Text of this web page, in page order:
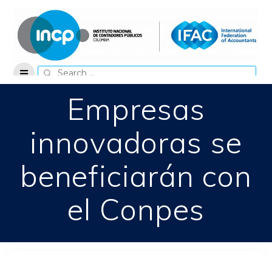
content
Search
for:
Empresas
innovadoras se
beneficiarán con
el Conpes